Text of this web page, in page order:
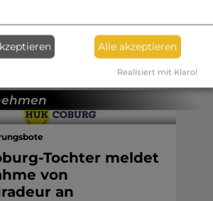
was Pressemitteilungen
Tochter meldet
von
an
Alle akzeptieren
Realisiert mit Klaro!